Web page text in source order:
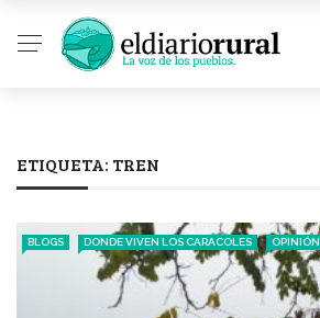
ETIQUETA: TREN
BLOGS DONDE VIVEN LOS CARACOLES OPINIÓN